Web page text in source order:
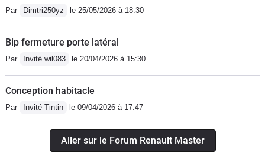
Par Dimtri250yz le 25/05/2026 à 18:30
Bip fermeture porte latéral
Par Invité wil083 le 20/04/2026 à 15:30
Conception habitacle
Par Invité Tintin le 09/04/2026 à 17:47
Aller sur le Forum Renault Master